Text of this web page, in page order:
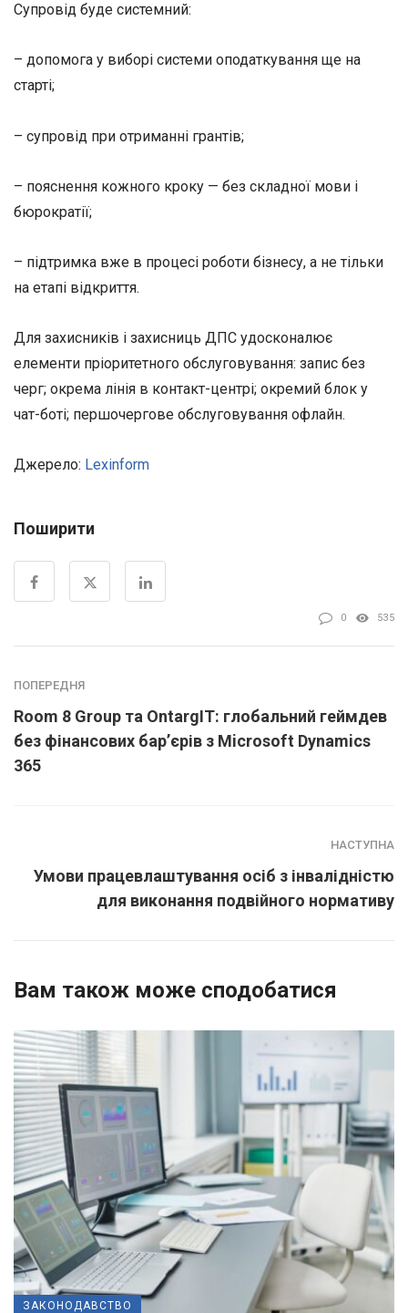
Супровід буде системний:
– допомога у виборі системи оподаткування ще на
старті;
– супровід при отриманні грантів;
– пояснення кожного кроку — без складної мови і
бюрократії;
– підтримка вже в процесі роботи бізнесу, а не тільки
на етапі відкриття.
Для захисників і захисниць ДПС удосконалює
елементи пріоритетного обслуговування: запис без
черг; окрема лінія в контакт-центрі; окремий блок у
чат-боті; першочергове обслуговування офлайн.
Джерело: Lexinform
Поширити
0 535
ПОПЕРЕДНЯ
Room 8 Group та OntargIT: глобальний геймдев
без фінансових бар’єрів з Microsoft Dynamics
365
НАСТУПНА
Умови працевлаштування осіб з інвалідністю
для виконання подвійного нормативу
Вам також може сподобатися
ЗАКОНОДАВСТВО